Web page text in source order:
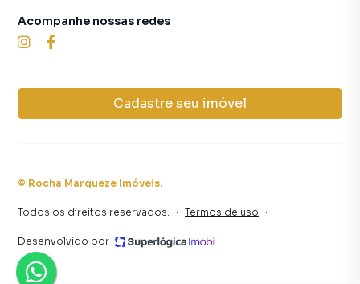
Cadastre seu imóvel
Acompanhe nossas redes
© Rocha Marqueze Imóveis.
Todos os direitos reservados. · Termos de uso ·
Desenvolvido por